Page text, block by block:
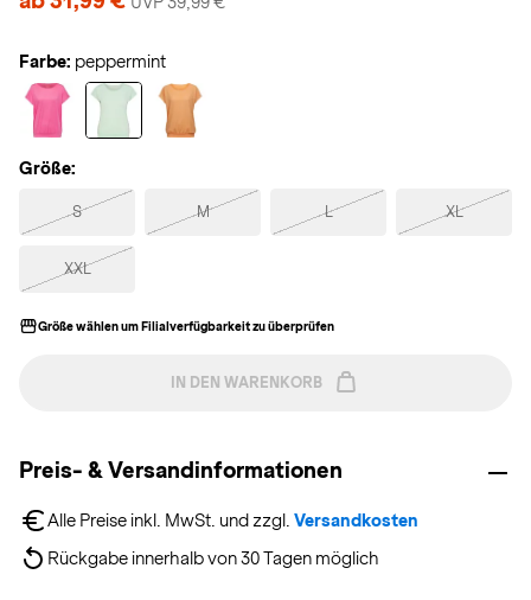
Farbe: peppermint
Größe:
S M L XL
XXL
Größe wählen um Filialverfügbarkeit zu überprüfen
IN DEN WARENKORB
Preis- & Versandinformationen
Alle Preise inkl. MwSt. und zzgl. Versandkosten
Rückgabe innerhalb von 30 Tagen möglich